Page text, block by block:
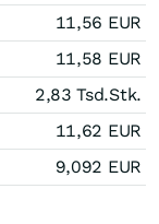
11,56 EUR
11,58 EUR
2,83 Tsd.Stk.
11,62 EUR
9,092 EUR